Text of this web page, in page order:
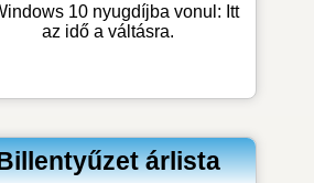
10 nyugdíjba vonul: Itt
az idő a váltásra.
árlista